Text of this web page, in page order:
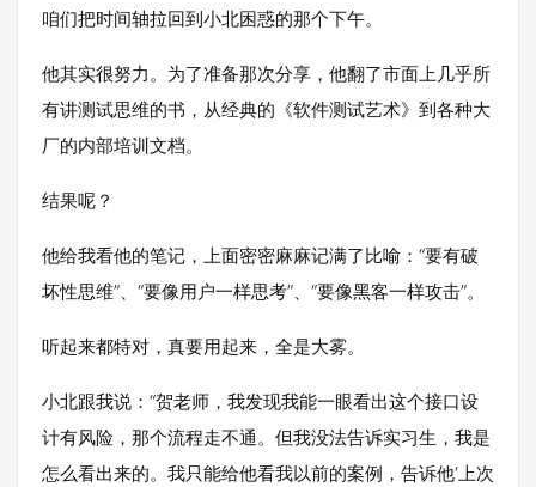
咱们把时间轴拉回到小北困惑的那个下午。
他其实很努力。为了准备那次分享，他翻了市面上几乎所
有讲测试思维的书，从经典的《软件测试艺术》到各种大
厂的内部培训文档。
结果呢？
他给我看他的笔记，上面密密麻麻记满了比喻：“要有破
坏性思维”、“要像用户一样思考”、“要像黑客一样攻击”。
听起来都特对，真要用起来，全是大雾。
小北跟我说：“贺老师，我发现我能一眼看出这个接口设
计有风险，那个流程走不通。但我没法告诉实习生，我是
怎么看出来的。我只能给他看我以前的案例，告诉他‘上次